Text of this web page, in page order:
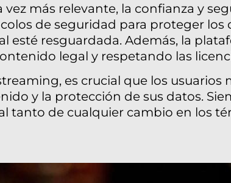
más relevante, la confianza y
de seguridad para proteger los
esté resguardada. Además, la
legal y respetando las
es crucial que los usuarios
y la protección de sus datos.
tanto de cualquier cambio en los